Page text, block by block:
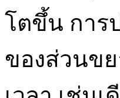
โตขึ้น การ
ของส่วนข